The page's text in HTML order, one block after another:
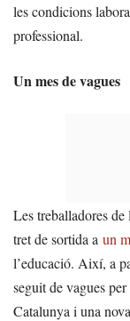
les condicions
professional.
Un mes de vagues
Les treballadores de
tret de sortida a un
l’educació. Així, a
seguit de vagues
Catalunya i una